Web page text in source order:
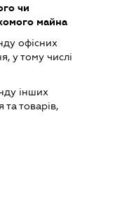
чи
майна
офісних
у тому числі
інших
товарів,